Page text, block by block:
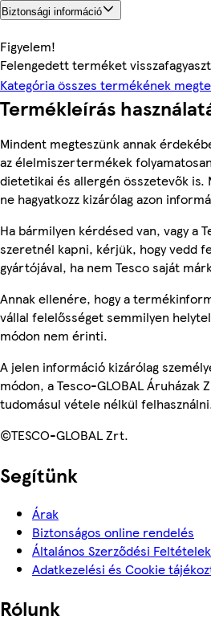
Biztonsági információ
Figyelem!
Felengedett terméket
Kategória összes termékének
Termékleírás
Mindent megteszünk annak
az élelmiszertermékek
dietetikai és allergén összetevők
ne hagyatkozz kizárólag azon
Ha bármilyen kérdésed van, vagy a
szeretnél kapni, kérjük, hogy vedd
gyártójával, ha nem Tesco saját
Annak ellenére, hogy a
vállal felelősséget semmilyen
módon nem érinti.
A jelen információ kizárólag
módon, a Tesco-GLOBAL
tudomásul vétele nélkül
©TESCO-GLOBAL Zrt.
Segítünk
Árak
Biztonságos online rendelés
Általános Szerződési Feltételek
Adatkezelési és Cookie
Rólunk